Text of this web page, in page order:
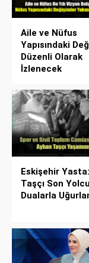
Aile ve Nüfus
Yapısındaki
Düzenli Olarak
İzlenecek
Eskişehir
Taşçı Son
Dualarla